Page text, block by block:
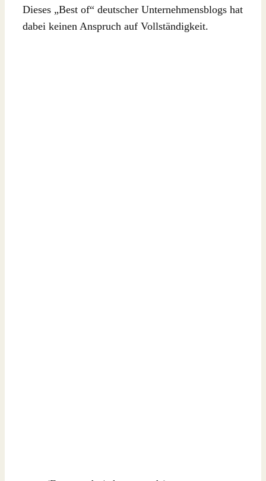
Dieses „Best of“ deutscher Unternehmensblogs hat
dabei keinen Anspruch auf Vollständigkeit.